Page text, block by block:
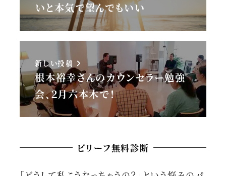
いと本気で望んでもいい
新しい投稿
根本裕幸さんのカウンセラー勉強
会、２月六本木で！
ビリーフ無料診断